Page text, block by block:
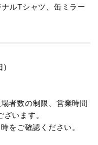
ルTシャツ、缶ミラー
)
者数の制限、営業時間
います。
をご確認ください。